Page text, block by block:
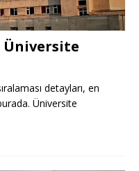
Üniversite
detayları, en
Üniversite